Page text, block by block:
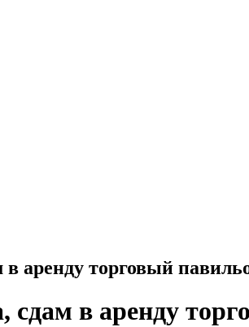
в аренду торговый
сдам в аренду